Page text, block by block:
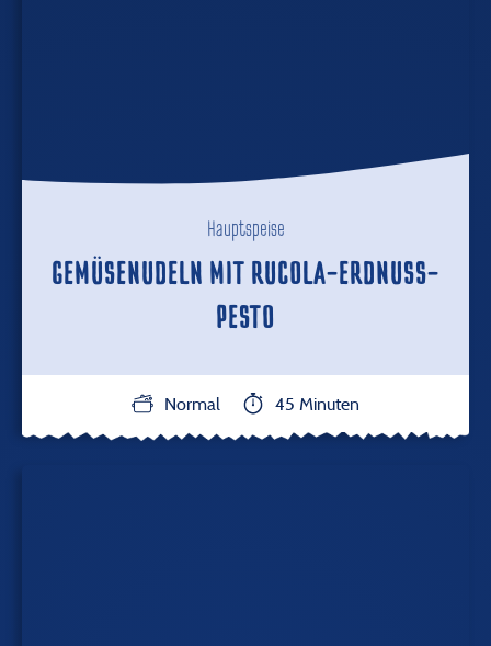
Hauptspeise
GEMÜSENUDELN MIT RUCOLA-ERDNUSS-
PESTO
Normal 45 Minuten